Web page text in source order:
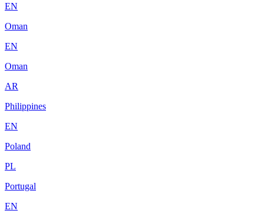
EN
Oman
EN
Oman
AR
Philippines
EN
Poland
PL
Portugal
EN